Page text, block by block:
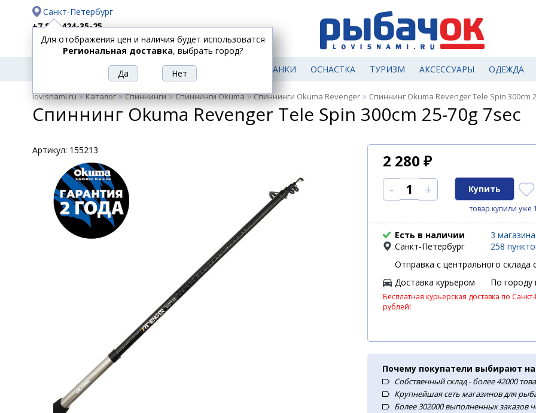
Санкт-Петербург
+7 812 424-35-25
Доставка
Оплата
Для отображения цен и наличия будет использоватся
Региональная доставка, выбрать город?
РЫБОЛОВНЫЕ
ТОВАРЫ
СПИННИНГИ КАТУШКИ ПРИМАНКИ ОСНАСТКА ТУРИЗМ АКСЕССУАРЫ ОДЕЖДА
lovisnami.ru»Каталог»Спиннинги»Спиннинги Okuma»Спиннинги Okuma Revenger » Спиннинг Okuma Revenger Tele Spin 300cm
Спиннинг Okuma Revenger Tele Spin 300cm 25-70g 7sec
Артикул: 155213
2 280 ₽
- +
товар купили уже
Есть в наличии
3 магазина
Санкт-Петербург
258
Отправка с центрального склада
Доставка курьером
По городу
Бесплатная курьерская доставка по
рублей!
Почему покупатели выбирают
Собственный склад - более 42000
Крупнейшая сеть магазинов для
Более 302000 выполненных заказов